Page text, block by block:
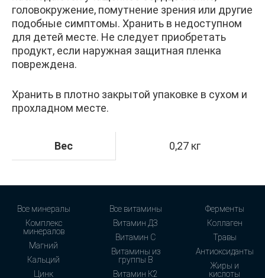
головокружение, помутнение зрения или другие
подобные симптомы. Хранить в недоступном
для детей месте. Не следует приобретать
продукт, если наружная защитная пленка
повреждена.
Хранить в плотно закрытой упаковке в сухом и
прохладном месте.
Вес 0,27 кг
Все минералы
Комплекс
минералов
Магний
Кальций
Цинк
Все витамины
Витамин Д3
Витамин С
Витамины из
группы В
Витамин К2
Ферменты
Коллаген
Травы
Антиоксиданты
Жиры и
кислоты